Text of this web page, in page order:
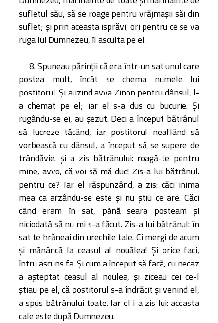
sufletul său, să se roage pentru vrăjmaşii săi din
suflet; şi prin aceasta isprăvi, ori pentru ce se va
ruga lui Dumnezeu, îl asculta pe el.
8. Spuneau părinţii că era într-un sat unul care
postea mult, încât se chema numele lui
postitorul. Şi auzind avva Zinon pentru dânsul, l-
a chemat pe el; iar el s-a dus cu bucurie. Şi
rugându-se ei, au şezut. Deci a început bătrânul
să lucreze tăcând, iar postitorul neaflând să
vorbească cu dânsul, a început să se supere de
trândăvie. şi a zis bătrânului: roagă-te pentru
mine, avvo, că voi să mă duc! Zis-a lui bătrânul:
pentru ce? Iar el răspunzând, a zis: căci inima
mea ca arzându-se este şi nu ştiu ce are. Căci
când eram în sat, până seara posteam şi
niciodată să nu mi s-a făcut. Zis-a lui bătrânul: în
sat te hrăneai din urechile tale. Ci mergi de acum
şi mănâncă la ceasul al nouălea! Şi orice faci,
întru ascuns fa. Şi cum a început să facă, cu necaz
a aşteptat ceasul al noulea, şi ziceau cei ce-l
ştiau pe el, că postitorul s-a îndrăcit şi venind el,
a spus bătrânului toate. Iar el i-a zis lui: aceasta
cale este după Dumnezeu.